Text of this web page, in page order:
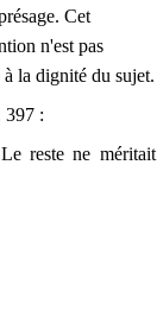
Cet
n'est pas
à la dignité du sujet.
397 :
reste ne méritait